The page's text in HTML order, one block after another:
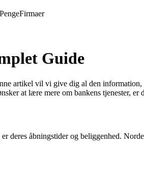
PengeFirmaer
Guide
artikel vil vi give dig al den
at lære mere om bankens tjenester, er
deres åbningstider og beliggenhed.